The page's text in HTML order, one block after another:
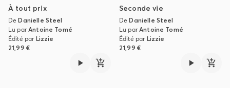
À tout prix
DeDanielle Steel
Lu parAntoine Tomé
Édité par Lizzie
21,99 €
Seconde vie
DeDanielle Steel
Lu parAntoine Tomé
Édité par Lizzie
21,99 €